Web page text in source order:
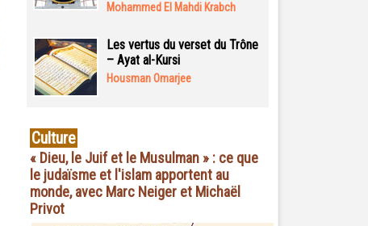
Mohammed El Mahdi Krabch
Les vertus du verset du Trône
– Ayat al-Kursi
Housman Omarjee
Culture
« Dieu, le Juif et le Musulman » : ce que
le judaïsme et l'islam apportent au
monde, avec Marc Neiger et Michaël
Privot